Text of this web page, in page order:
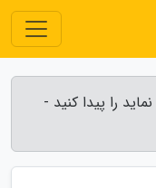
را پیدا کنید -